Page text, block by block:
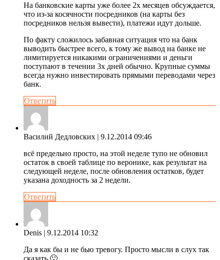
На банковские карты уже более 2х месяцев обсуждается,
что из-за косячности посредников (на карты без
посредников нельзя вывести), платежи идут дольше.
По факту сложилось забавная ситуация что на банк
выводить быстрее всего, к тому же вывод на банке не
лимитируется никакими ограничениями и деньги
поступают в течении 3х дней обычно. Крупные суммы
всегда нужно инвестировать прямыми переводами через
банк.
Ответить
Василий Дедловских | 9.12.2014 09:46
всё предельно просто, на этой неделе тупо не обновил
остаток в своей таблице по веронике, как результат на
следующей неделе, после обновления остатков, будет
указана доходность за 2 недели.
Ответить
Denis | 9.12.2014 10:32
Да я как бы и не бью тревогу. Просто мысли в слух так
сказать 🙂